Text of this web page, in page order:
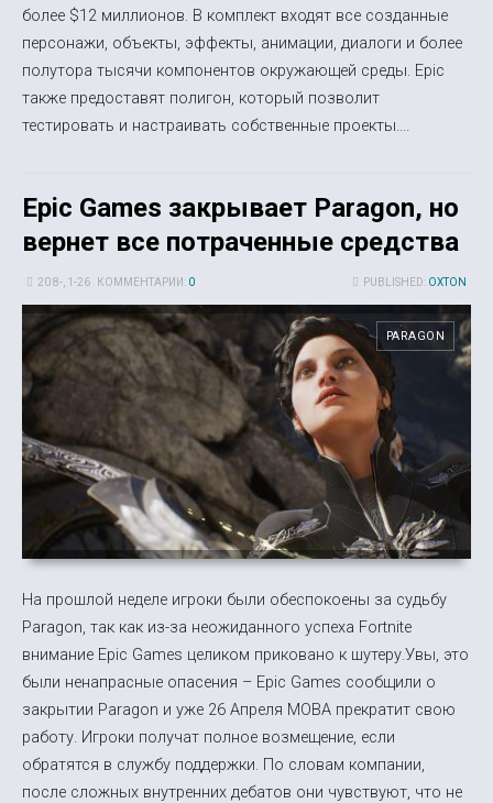
более $12 миллионов. В комплект входят все созданные
персонажи, объекты, эффекты, анимации, диалоги и более
полутора тысячи компонентов окружающей среды. Epic
также предоставят полигон, который позволит
тестировать и настраивать собственные проекты....
Epic Games закрывает Paragon, но
вернет все потраченные средства
PUBLISHED: OXTON
20 8-, 1-26 КОММЕНТАРИИ: 0
PARAGON
На прошлой неделе игроки были обеспокоены за судьбу
Paragon, так как из-за неожиданного успеха Fortnite
внимание Epic Games целиком приковано к шутеру.Увы, это
были ненапрасные опасения – Epic Games сообщили о
закрытии Paragon и уже 26 Апреля MOBA прекратит свою
работу. Игроки получат полное возмещение, если
обратятся в службу поддержки. По словам компании,
после сложных внутренних дебатов они чувствуют, что не